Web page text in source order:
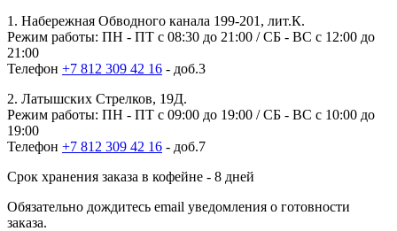
1. Набережная Обводного канала 199-201, лит.К.
Режим работы: ПН - ПТ с 08:30 до 21:00 / СБ - ВС с 12:00 до
21:00
Телефон +7 812 309 42 16 - доб.3
2. Латышских Стрелков, 19Д.
Режим работы: ПН - ПТ с 09:00 до 19:00 / СБ - ВС с 10:00 до
19:00
Телефон +7 812 309 42 16 - доб.7
Срок хранения заказа в кофейне - 8 дней
Обязательно дождитесь email уведомления о готовности
заказа.